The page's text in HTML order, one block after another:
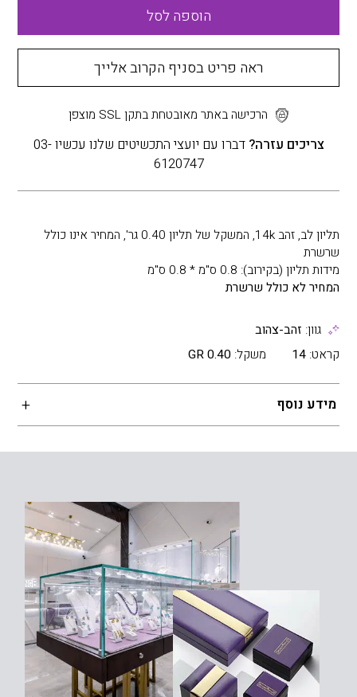
הוספה לסל
ראה פריט בסניף הקרוב אלייך
הרכישה באתר מאובטחת בתקן SSL מוצפן
צריכים עזרה?
דברו עם יועצי התכשיטים שלנו עכשיו 03-
6120747
תליון לב, זהב 14k, המשקל של תליון 0.40 גר', המחיר אינו כולל
שרשרת
מידות תליון (בקירוב): 0.8 ס"מ * 0.8 ס"מ
המחיר לא כולל שרשרת
גוון: זהב-צהוב
קראט: 14 משקל: 0.40 GR
מידע נוסף